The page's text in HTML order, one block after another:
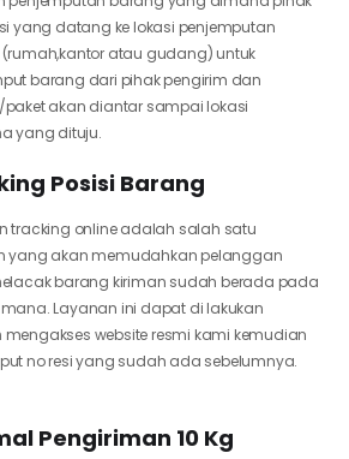
yang datang ke lokasi penjemputan
atau gudang) untuk
barang dari pihak pengirim dan
akan diantar sampai lokasi
yang dituju.
Posisi Barang
tracking online adalah salah satu
yang akan memudahkan pelanggan
barang kiriman sudah berada pada
Layanan ini dapat di lakukan
website resmi kami kemudian
no resi yang sudah ada sebelumnya.
Pengiriman 10 Kg